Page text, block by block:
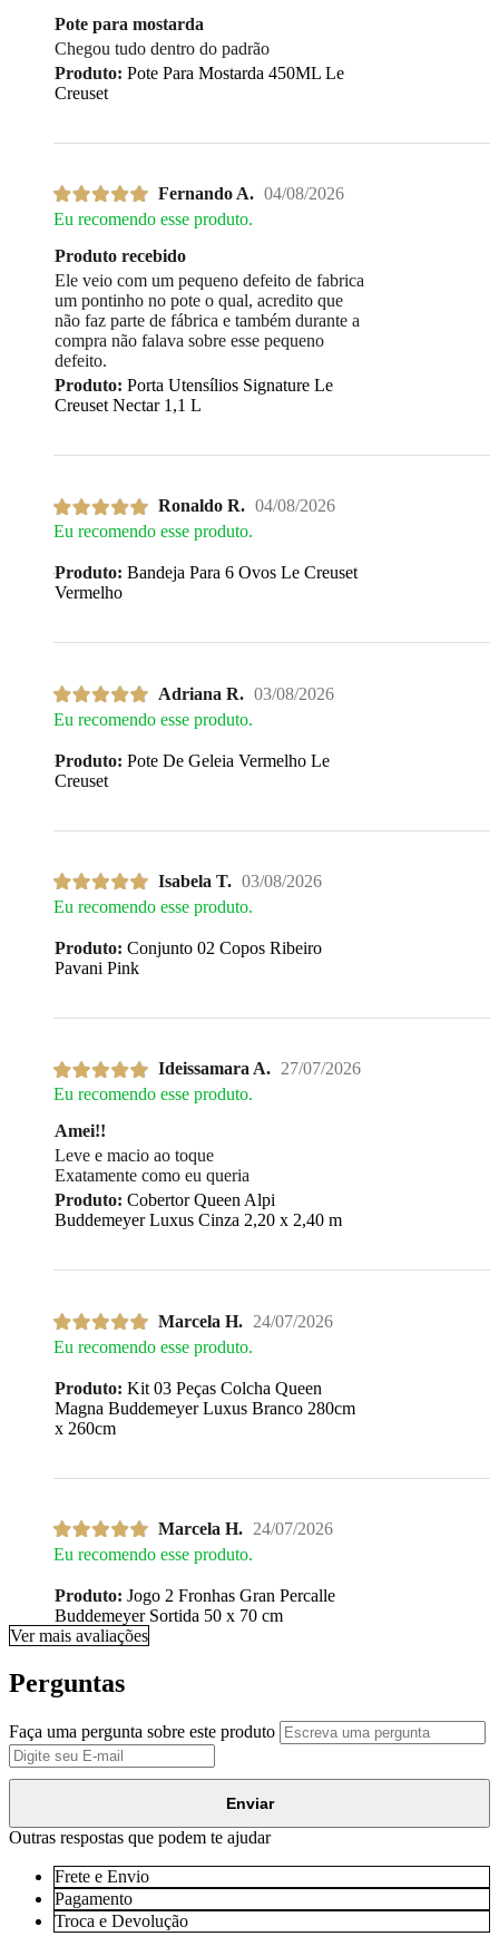
Pote para mostarda
Chegou tudo dentro do padrão
Produto: Pote Para Mostarda 450ML Le
Creuset
Fernando A. 04/08/2026
Eu recomendo esse produto.
Produto recebido
Ele veio com um pequeno defeito de fabrica
um pontinho no pote o qual, acredito que
não faz parte de fábrica e também durante a
compra não falava sobre esse pequeno
defeito.
Produto: Porta Utensílios Signature Le
Creuset Nectar 1,1 L
Ronaldo R. 04/08/2026
Eu recomendo esse produto.
Produto: Bandeja Para 6 Ovos Le Creuset
Vermelho
Adriana R. 03/08/2026
Eu recomendo esse produto.
Produto: Pote De Geleia Vermelho Le
Creuset
Isabela T. 03/08/2026
Eu recomendo esse produto.
Produto: Conjunto 02 Copos Ribeiro
Pavani Pink
Ideissamara A. 27/07/2026
Eu recomendo esse produto.
Amei!!
Leve e macio ao toque
Exatamente como eu queria
Produto: Cobertor Queen Alpi
Buddemeyer Luxus Cinza 2,20 x 2,40 m
Marcela H. 24/07/2026
Eu recomendo esse produto.
Produto: Kit 03 Peças Colcha Queen
Magna Buddemeyer Luxus Branco 280cm
x 260cm
Marcela H. 24/07/2026
Eu recomendo esse produto.
Produto: Jogo 2 Fronhas Gran Percalle
Buddemeyer Sortida 50 x 70 cm
Ver mais avaliações
Perguntas
Faça uma pergunta sobre este produto
Enviar
Outras respostas que podem te ajudar
Frete e Envio
Pagamento
Troca e Devolução